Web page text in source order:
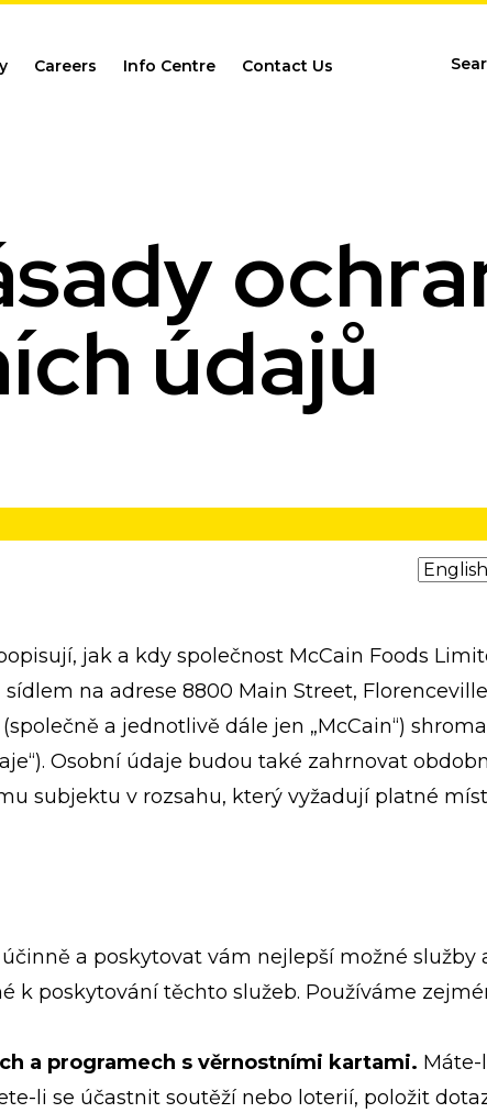
Careers Info Centre Contact Us
údajů
jak a kdy společnost McCain Foods
na adrese 8800 Main Street,
a jednotlivě dále jen „McCain“)
Osobní údaje budou také zahrnovat
subjektu v rozsahu, který vyžadují platné
a poskytovat vám nejlepší možné služby
k poskytování těchto služeb. Používáme
a programech s věrnostními kartami. Máte-
li se účastnit soutěží nebo loterií, položit